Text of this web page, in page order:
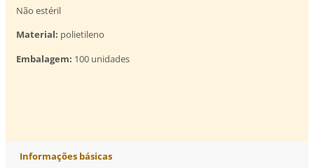
Não estéril
Material: polietileno
Embalagem: 100 unidades
Informações básicas